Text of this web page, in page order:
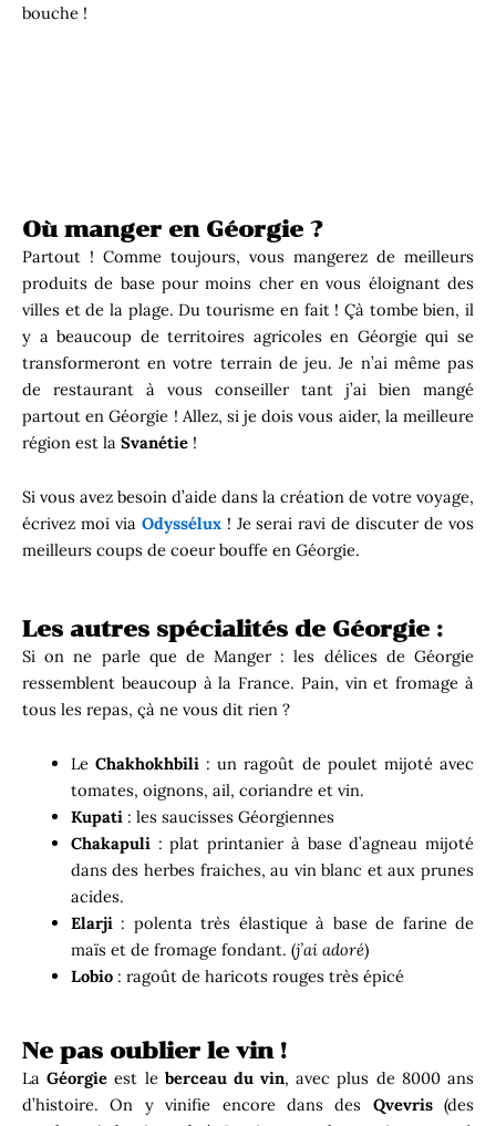
bouche !
Où manger en Géorgie ?
Partout ! Comme toujours, vous mangerez de meilleurs
produits de base pour moins cher en vous éloignant des
villes et de la plage. Du tourisme en fait ! Çà tombe bien, il
y a beaucoup de territoires agricoles en Géorgie qui se
transformeront en votre terrain de jeu. Je n’ai même pas
de restaurant à vous conseiller tant j’ai bien mangé
partout en Géorgie ! Allez, si je dois vous aider, la meilleure
région est la Svanétie !
Si vous avez besoin d’aide dans la création de votre voyage,
écrivez moi via Odyssélux! Je serai ravi de discuter de vos
meilleurs coups de coeur bouffe en Géorgie.
Les autres spécialités de Géorgie :
Si on ne parle que de Manger : les délices de Géorgie
ressemblent beaucoup à la France. Pain, vin et fromage à
tous les repas, çà ne vous dit rien ?
Le Chakhokhbili: un ragoût de poulet mijoté avec
tomates, oignons, ail, coriandre et vin.
Kupati: les saucisses Géorgiennes
Chakapuli: plat printanier à base d’agneau mijoté
dans des herbes fraiches, au vin blanc et aux prunes
acides.
Elarji: polenta très élastique à base de farine de
maïs et de fromage fondant. (j’ai adoré)
Lobio: ragoût de haricots rouges très épicé
Ne pas oublier le vin !
LaGéorgie est le berceau du vin, avec plus de 8000 ans
d’histoire. On y vinifie encore dans des Qvevris(des